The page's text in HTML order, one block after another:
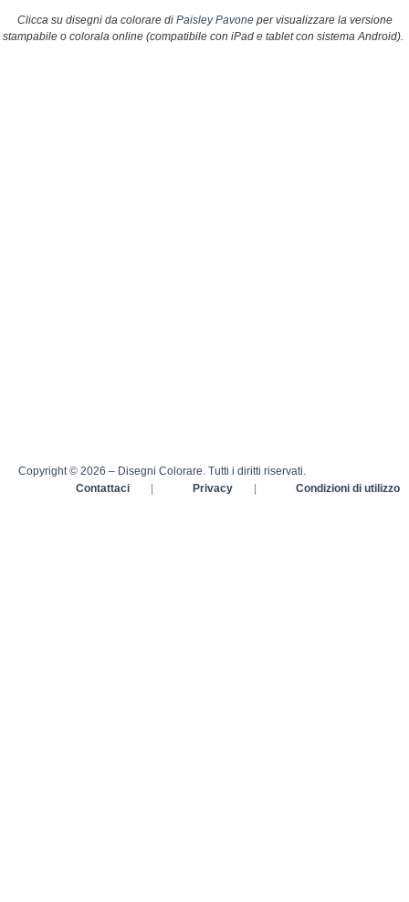
Clicca su disegni da colorare di Paisley Pavoneper visualizzare la versione
stampabile o colorala online (compatibile con iPad e tablet con sistema Android).
Copyright © 2026 – Disegni Colorare. Tutti i diritti riservati.
Contattaci
| Privacy | Condizioni di utilizzo